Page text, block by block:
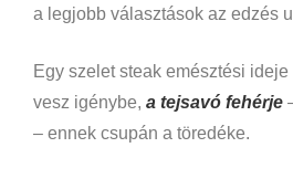
a legjobb választások az edzés
Egy szelet steak emésztési
vesz igénybe, a tejsavó fehérje
– ennek csupán a töredéke.